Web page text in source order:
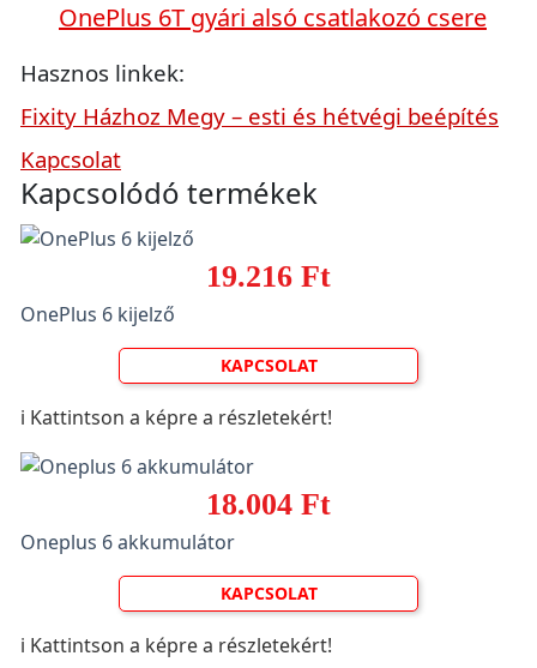
OnePlus 6T gyári alsó csatlakozó csere
Hasznos linkek:
Fixity Házhoz Megy – esti és hétvégi beépítés
Kapcsolat
Kapcsolódó termékek
19.216 Ft
OnePlus 6 kijelző
KAPCSOLAT
ℹ️ Kattintson a képre a részletekért!
18.004 Ft
Oneplus 6 akkumulátor
KAPCSOLAT
ℹ️ Kattintson a képre a részletekért!